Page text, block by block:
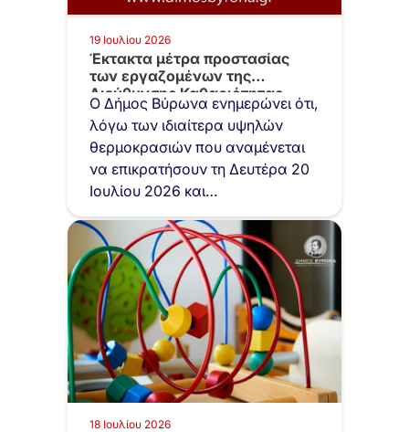
19 Ιουλίου 2026
Έκτακτα μέτρα προστασίας
των εργαζομένων της
Διεύθυνσης Καθαριότητας
λόγω καύσωνα
Ο Δήμος Βύρωνα ενημερώνει ότι,
λόγω των ιδιαίτερα υψηλών
θερμοκρασιών που αναμένεται
να επικρατήσουν τη Δευτέρα 20
Ιουλίου 2026 και…
18 Ιουλίου 2026